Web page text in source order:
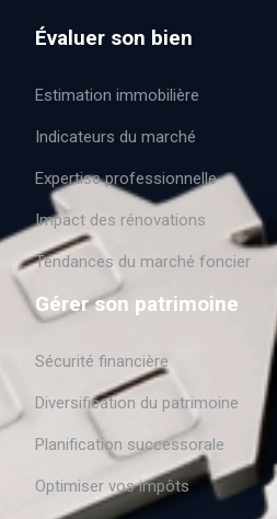
Évaluer son bien
Estimation immobilière
Indicateurs du marché
Expertise professionnelle
Impact des rénovations
Tendances du marché foncier
Gérer son patrimoine
Sécurité financière
Diversification du patrimoine
Planification successorale
Optimiser vos impôts